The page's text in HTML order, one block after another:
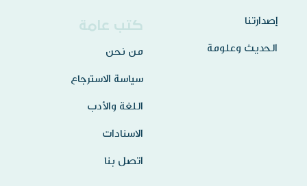
إصدارتنا
الحديث وعلومة
كتب عامة
من نحن
سياسة الاسترجاع
اللغة والأدب
الاسنادات
اتصل بنا